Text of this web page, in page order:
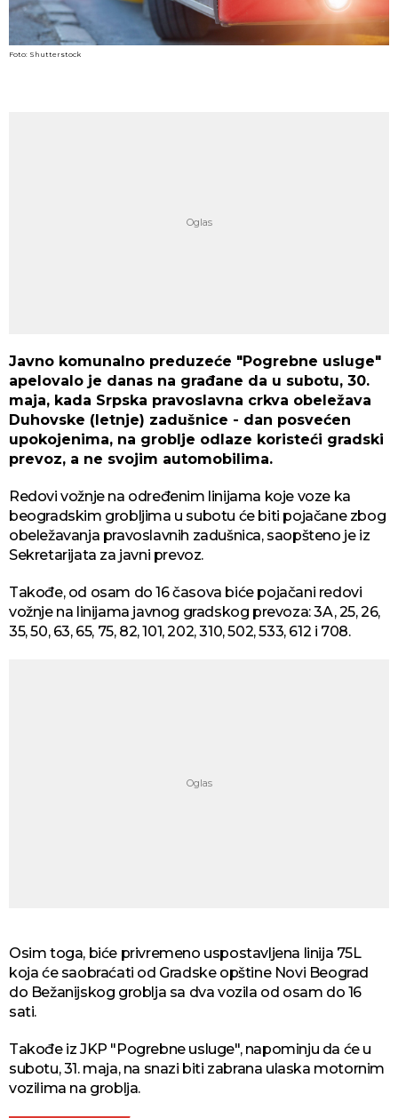
Foto: Shutterstock
Javno komunalno preduzeće "Pogrebne usluge"
apelovalo je danas na građane da u subotu, 30.
maja, kada Srpska pravoslavna crkva obeležava
Duhovske (letnje) zadušnice - dan posvećen
upokojenima, na groblje odlaze koristeći gradski
prevoz, a ne svojim automobilima.
Redovi vožnje na određenim linijama koje voze ka
beogradskim grobljima u subotu će biti pojačane zbog
obeležavanja pravoslavnih zadušnica, saopšteno je iz
Sekretarijata za javni prevoz.
Takođe, od osam do 16 časova biće pojačani redovi
vožnje na linijama javnog gradskog prevoza: 3A, 25, 26,
35, 50, 63, 65, 75, 82, 101, 202, 310, 502, 533, 612 i 708.
Osim toga, biće privremeno uspostavljena linija 75L
koja će saobraćati od Gradske opštine Novi Beograd
do Bežanijskog groblja sa dva vozila od osam do 16
sati.
Takođe iz JKP "Pogrebne usluge", napominju da će u
subotu, 31. maja, na snazi biti zabrana ulaska motornim
vozilima na groblja.